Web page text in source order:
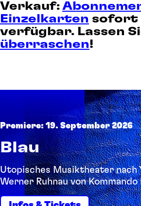
Verkauf:
Einzelkarten sofort
verfügbar. Lassen
überraschen!
Premiere: 19. September 2026
Blau
Utopisches Musiktheater nach
Werner Ruhnau von Kommando